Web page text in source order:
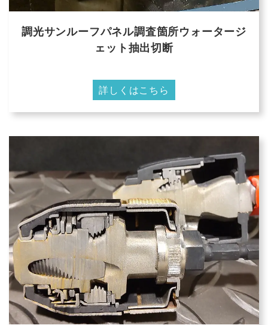
調光サンルーフパネル調査箇所ウォータージ
ェット抽出切断
詳しくはこちら